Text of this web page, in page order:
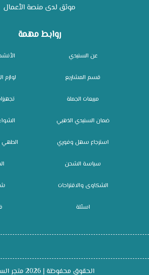
روابط مهمة
عن السنيدي
قسم المشاريع
مبيعات الجملة
ضمان السنيدي الذهبي
استرجاع سهل وفوري
سياسة الشحن
الشكاوى والاقتراحات
اسئلة
لوازم
الطهي
موثق لدى منصة الأعمال
الحقوق محفوظة | 2026 متجر